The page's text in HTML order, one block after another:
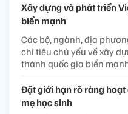
Xây dựng và phát triển
biển mạnh
Các bộ, ngành, địa
chỉ tiêu chủ yếu về xây
thành quốc gia biển
Đặt giới hạn rõ ràng
mẹ học sinh